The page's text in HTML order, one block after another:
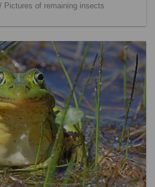
Pictures of remaining insects